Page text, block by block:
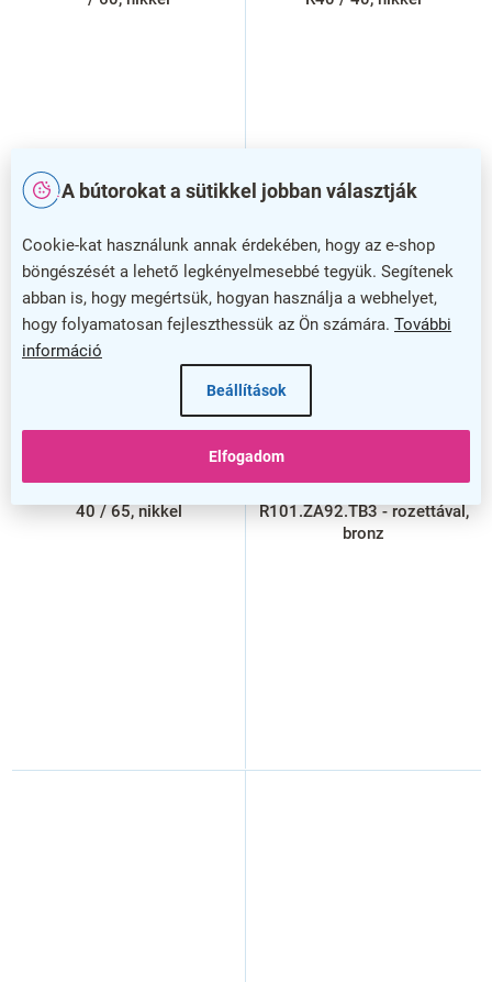
A bútorokat a sütikkel jobban választják
Cookie-kat használunk annak érdekében, hogy az e-shop
böngészését a lehető legkényelmesebbé tegyük. Segítenek
abban is, hogy megértsük, hogyan használja a webhelyet,
hogy folyamatosan fejleszthessük az Ön számára. További
információ
Beállítások
Elfogadom
Biztonsági betét RC4 EXR
40 / 65, nikkel
Biztonsági szerelvény
R101.ZA92.TB3 - rozettával,
bronz